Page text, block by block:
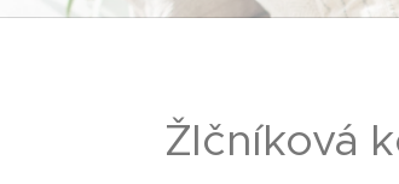
Žlčníková